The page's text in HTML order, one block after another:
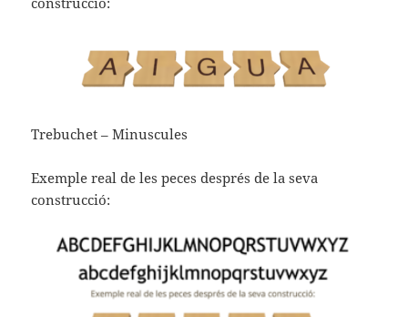
Trebuchet – Minuscules
Exemple real de les peces després de la seva
construcció: